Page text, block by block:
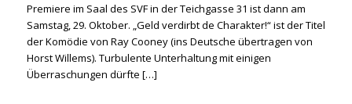
Premiere im Saal des SVF in der Teichgasse 31 ist dann am
Samstag, 29. Oktober. „Geld verdirbt de Charakter!“ ist der Titel
der Komödie von Ray Cooney (ins Deutsche übertragen von
Horst Willems). Turbulente Unterhaltung mit einigen
Überraschungen dürfte […]